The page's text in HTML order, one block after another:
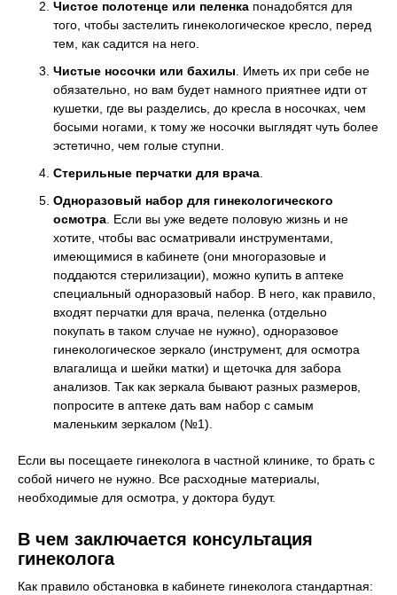
Чистое полотенце или пеленка понадобятся для
того, чтобы застелить гинекологическое кресло, перед
тем, как садится на него.
Чистые носочки или бахилы . Иметь их при себе не
обязательно, но вам будет намного приятнее идти от
кушетки, где вы разделись, до кресла в носочках, чем
босыми ногами, к тому же носочки выглядят чуть более
эстетично, чем голые ступни.
Стерильные перчатки для врача
Одноразовый набор для гинекологического
осмотра . Если вы уже ведете половую жизнь и не
хотите, чтобы вас осматривали инструментами,
имеющимися в кабинете (они многоразовые и
поддаются стерилизации), можно купить в аптеке
специальный одноразовый набор. В него, как правило,
входят перчатки для врача, пеленка (отдельно
покупать в таком случае не нужно), одноразовое
гинекологическое зеркало (инструмент, для осмотра
влагалища и шейки матки) и щеточка для забора
анализов. Так как зеркала бывают разных размеров,
попросите в аптеке дать вам набор с самым
маленьким зеркалом (№1).
Если вы посещаете гинеколога в частной клинике, то брать с
собой ничего не нужно. Все расходные материалы,
необходимые для осмотра, у доктора будут.
В чем заключается консультация
гинеколога
Как правило обстановка в кабинете гинеколога стандартная: